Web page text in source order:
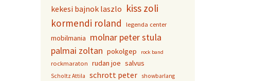
kekesi bajnok laszlo kiss zoli
kormendi roland
legenda center
mobilmania molnar peter stula
palmai zoltan pokolgep rock band
rockmaraton rudan joe salvus
Scholtz Attila schrott peter showbarlang